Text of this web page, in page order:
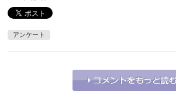
アンケート